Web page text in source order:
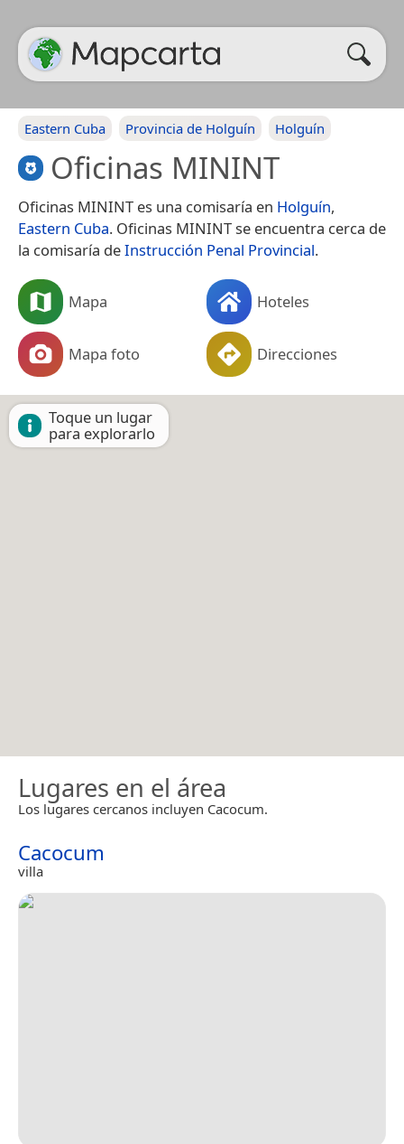
Eastern Cuba Provincia de Holguín Holguín
Oficinas MININT
Oficinas MININT es una comisaría en Holguín,
Eastern Cuba. Oficinas MININT se encuentra cerca de
la comisaría deInstrucción Penal Provincial.
Mapa Hoteles
Mapa foto Direcciones
Toque un lugar
para explorarlo
Lugares en el área
Los lugares cercanos incluyen Cacocum.
Cacocum
villa